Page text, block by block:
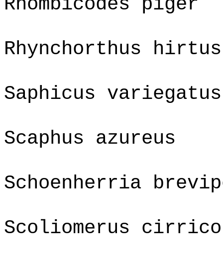
Rhynchorthus hirtus
Saphicus variegatus
Scaphus azureus
Schoenherria
Scoliomerus